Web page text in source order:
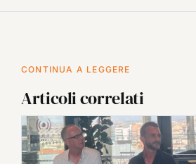
CONTINUA A LEGGERE
Articoli correlati